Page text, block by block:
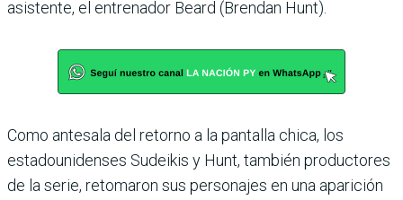
asistente, el entrenador Beard (Brendan Hunt).
Como antesala del retorno a la pantalla chica, los
estadounidenses Sudeikis y Hunt, también productores
de la serie, retomaron sus personajes en una aparición